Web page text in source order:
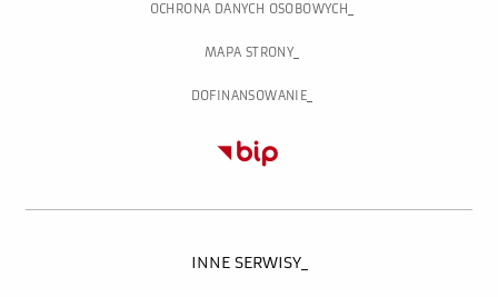
OCHRONA DANYCH OSOBOWYCH
MAPA STRONY
DOFINANSOWANIE
INNE SERWISY_